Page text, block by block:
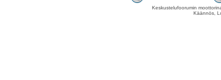
Keskustelufoorumin
Käännös,